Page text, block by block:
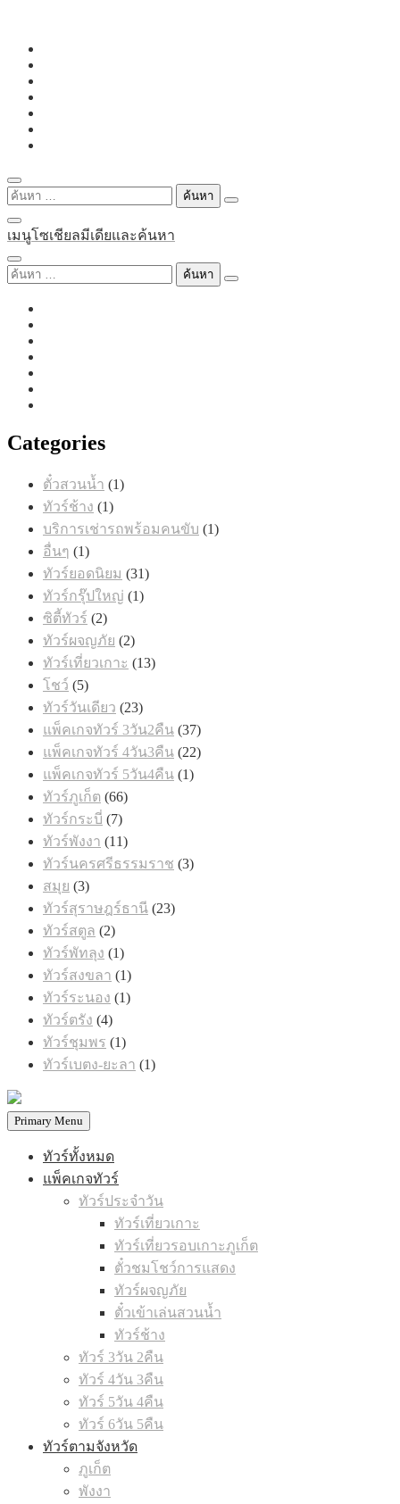
Skip
content
ค้นหา
สำหรับ:
เมนูโซเชียลมีเดียและค้นหา
ค้นหา
Categories
ตั๋วสวนน้ำ 11
ทัวร์ช้าง 11
สินค้า
บริการเช่ารถพร้อมคนขับ 11
อื่นๆ 11
สินค้า
ทัวร์ยอดนิยม 3131
ทัวร์กรุ๊ปใหญ่ 11
ซิตี้ทัวร์ 22
สินค้า
ทัวร์ผจญภัย 22
สินค้า
ทัวร์เที่ยวเกาะ 1313
โชว์ 55
สินค้า
ทัวร์วันเดียว 2323
สินค้า
แพ็คเกจทัวร์ 3วัน2คืน 3737
สินค้า
แพ็คเกจทัวร์ 4วัน3คืน 2222
แพ็คเกจทัวร์ 5วัน4คืน 11
ทัวร์ภูเก็ต 6666
ทัวร์กระบี่ 77
สินค้า
ทัวร์พังงา 1111
ทัวร์นครศรีธรรมราช 33
สมุย 33
สินค้า
ทัวร์สุราษฎร์ธานี 2323
ทัวร์สตูล 22
สินค้า
ทัวร์พัทลุง 11
สินค้า
ทัวร์สงขลา 11
สินค้า
ทัวร์ระนอง 11
ทัวร์ตรัง 44
สินค้า
ทัวร์ชุมพร 11
สินค้า
ทัวร์เบตง-ยะลา 11
Primary Menu
ทัวร์ทั้งหมด
แพ็คเกจทัวร์
ทัวร์ประจำวัน
ทัวร์เที่ยวเกาะ
ทัวร์เที่ยวรอบเกาะภูเก็ต
ตั๋วชมโชว์การแสดง
ทัวร์ผจญภัย
ตั๋วเข้าเล่นสวนน้ำ
ทัวร์ช้าง
ทัวร์ 3วัน 2คืน
ทัวร์ 4วัน 3คืน
ทัวร์ 5วัน 4คืน
ทัวร์ 6วัน 5คืน
ทัวร์ตามจังหวัด
ภูเก็ต
พังงา